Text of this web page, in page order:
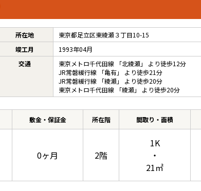
所在地
東京都足立区東綾瀬３丁目10-15
竣工月
1993年04月
交通
東京メトロ千代田線 「北綾瀬」 より徒歩12分
JR常磐緩行線 「亀有」 より徒歩21分
JR常磐緩行線 「綾瀬」 より徒歩20分
東京メトロ千代田線 「綾瀬」 より徒歩20分
敷金・保証金 所在階 間取り・面積
0ヶ月 2階
1K
・
21㎡